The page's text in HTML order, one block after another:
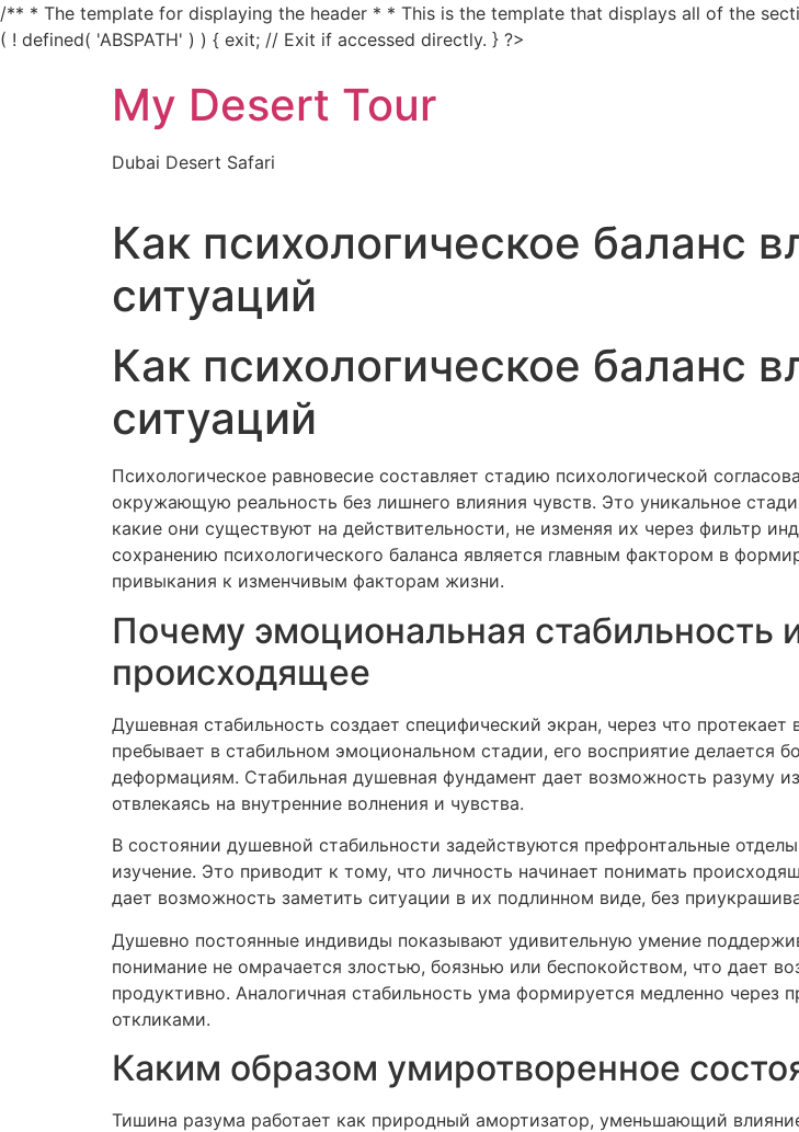
/** * The template for displaying the header * * This is the template that displays all of the
( ! defined( 'ABSPATH' ) ) { exit; // Exit if accessed directly. } ?>
My Desert Tour
Dubai Desert Safari
Как психологическое баланс
ситуаций
Как психологическое баланс
ситуаций
Психологическое равновесие составляет стадию психологической
окружающую реальность без лишнего влияния чувств. Это уникальное
какие они существуют на действительности, не изменяя их через фильтр
сохранению психологического баланса является главным фактором в
привыкания к изменчивым факторам жизни.
Почему эмоциональная стабильность
происходящее
Душевная стабильность создает специфический экран, через что
пребывает в стабильном эмоциональном стадии, его восприятие
деформациям. Стабильная душевная фундамент дает возможность разуму
отвлекаясь на внутренние волнения и чувства.
В состоянии душевной стабильности задействуются префронтальные
изучение. Это приводит к тому, что личность начинает понимать
дает возможность заметить ситуации в их подлинном виде, без
Душевно постоянные индивиды показывают удивительную умение
понимание не омрачается злостью, боязнью или беспокойством, что дает
продуктивно. Аналогичная стабильность ума формируется медленно
откликами.
Каким образом умиротворенное
Тишина разума работает как природный амортизатор, уменьшающий